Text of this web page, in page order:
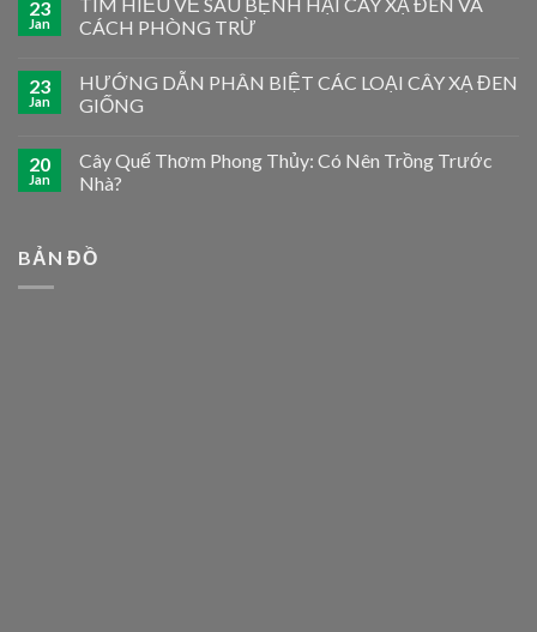
23
Jan
CÁCH PHÒNG TRỪ
23
Jan
HƯỚNG DẪN PHÂN BIỆT CÁC LOẠI CÂY XẠ ĐEN
GIỐNG
20
Jan
Cây Quế Thơm Phong Thủy: Có Nên Trồng Trước
Nhà?
BẢN ĐỒ